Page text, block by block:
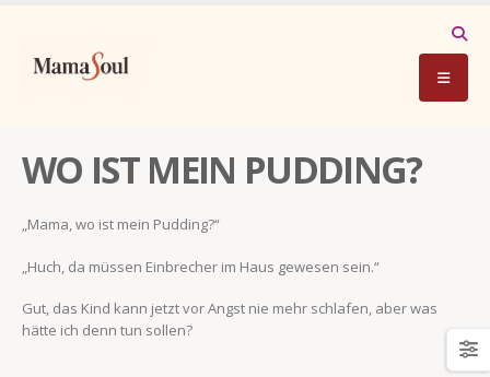
WO IST MEIN PUDDING?
„Mama, wo ist mein Pudding?“
„Huch, da müssen Einbrecher im Haus gewesen sein.“
Gut, das Kind kann jetzt vor Angst nie mehr schlafen, aber was
hätte ich denn tun sollen?